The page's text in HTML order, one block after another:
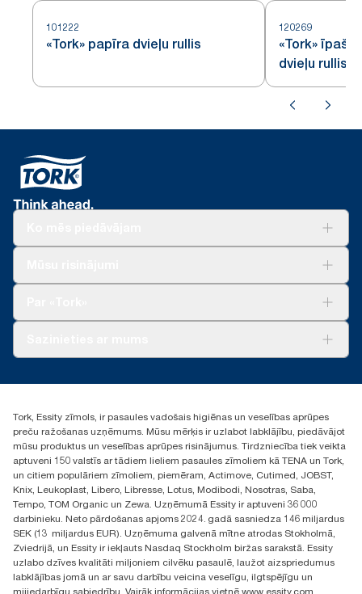
101222
«Tork» papīra dvieļu rullis
120269
«Tork» īpaši
dvieļu rullis
+371 29141799
Atrast izplatītāju
Ulbrokas street 19A
Riga, Latvija
LV-1028
Tork, Essity zīmols, ir pasaules vadošais higiēnas un veselības aprūpes
preču ražošanas uzņēmums. Mūsu mērķis ir uzlabot labklājību, piedāvājot
mūsu produktus un veselības aprūpes risinājumus. Tirdzniecība tiek veikta
aptuveni 150 valstīs ar tādiem lieliem pasaules zīmoliem kā TENA un Tork,
un citiem populāriem zīmoliem, piemēram, Actimove, Cutimed, JOBST,
Knix, Leukoplast, Libero, Libresse, Lotus, Modibodi, Nosotras, Saba,
Tempo, TOM Organic un Zewa. Uzņēmumā Essity ir aptuveni 36 000
darbinieku. Neto pārdošanas apjoms 2024. gadā sasniedza 146 miljardus
SEK (13 miljardus EUR). Uzņēmuma galvenā mītne atrodas Stokholmā,
Zviedrijā, un Essity ir iekļauts Nasdaq Stockholm biržas sarakstā. Essity
uzlabo dzīves kvalitāti miljoniem cilvēku pasaulē, laužot aizspriedumus
labklājības jomā un ar savu darbību veicina veselīgu, ilgtspējīgu un
mijiedarbīgu sabiedrību. Vairāk informācijas vietnē www.essity.com.